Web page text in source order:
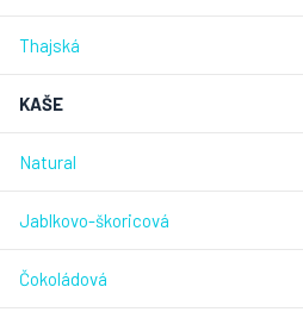
Thajská
KAŠE
Natural
Jablkovo-škoricová
Čokoládová